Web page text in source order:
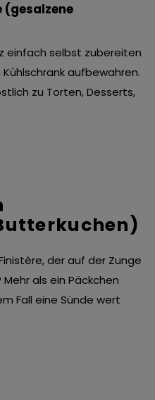
einfach selbst zubereiten
aufbewahren.
zu Torten, Desserts,
der auf der Zunge
als ein Päckchen
Fall eine Sünde wert